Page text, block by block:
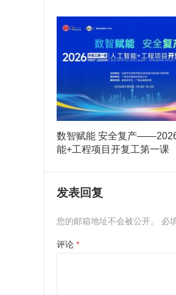
数智赋能 安全复产
能+工程项目开复工第一课
发表回复
您的邮箱地址不会被公开。 必
评论 *